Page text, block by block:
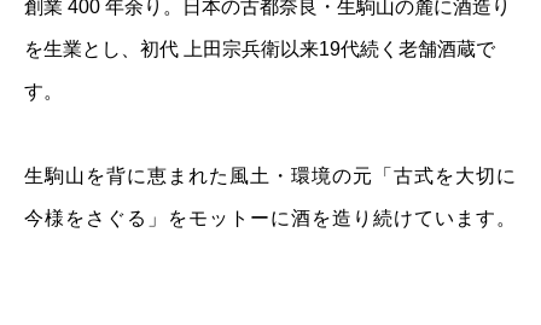
創業 400 年余り。日本の古都奈良・生駒山の麓に酒造り
を生業とし、初代 上田宗兵衛以来19代続く老舗酒蔵で
す。
生駒山を背に恵まれた風土・環境の元「古式を大切に
今様をさぐる」をモットーに酒を造り続けています。